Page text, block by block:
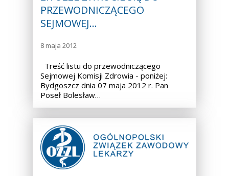
PRZEWODNICZĄCEGO
SEJMOWEJ…
8 maja 2012
Treść listu do przewodniczącego
Sejmowej Komisji Zdrowia - poniżej:
Bydgoszcz dnia 07 maja 2012 r. Pan
Poseł Bolesław…